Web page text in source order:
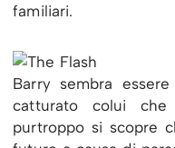
familiari.
Barry sembra
catturato colui
purtroppo si scopre